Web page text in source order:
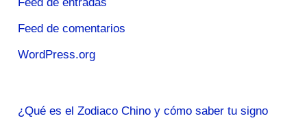
Feed de comentarios
WordPress.org
¿Qué es el Zodiaco Chino y cómo saber tu signo